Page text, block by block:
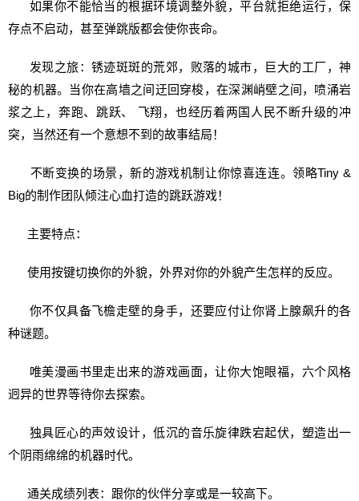
如果你不能恰当的根据环境调整外貌，平台就拒绝运行，保
存点不启动，甚至弹跳版都会使你丧命。
发现之旅：锈迹斑斑的荒郊，败落的城市，巨大的工厂，神
秘的机器。当你在高墙之间迂回穿梭，在深渊峭壁之间，喷涌岩
浆之上，奔跑、跳跃、 飞翔，也经历着两国人民不断升级的冲
突，当然还有一个意想不到的故事结局！
不断变换的场景，新的游戏机制让你惊喜连连。领略Tiny &
Big的制作团队倾注心血打造的跳跃游戏！
主要特点：
使用按键切换你的外貌，外界对你的外貌产生怎样的反应。
你不仅具备飞檐走壁的身手，还要应付让你肾上腺飙升的各
种谜题。
唯美漫画书里走出来的游戏画面，让你大饱眼福，六个风格
迥异的世界等待你去探索。
独具匠心的声效设计，低沉的音乐旋律跌宕起伏，塑造出一
个阴雨绵绵的机器时代。
通关成绩列表：跟你的伙伴分享或是一较高下。